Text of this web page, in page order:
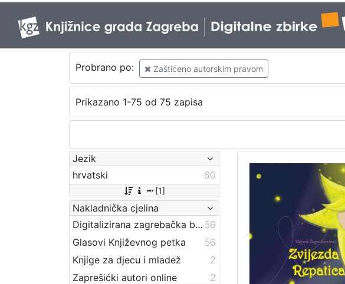
Probrano po: Zaštićeno autorskim pravom
Prikazano 1-75 od 75 zapisa
Jezik
hrvatski
60
[1]
Nakladnička cjelina
Digitalizirana zagrebačka baština 56
Glasovi Književnog petka
56
Knjige za djecu i mladež
2
Zaprešićki autori online
2